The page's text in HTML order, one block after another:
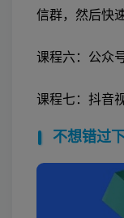
信群，然后快
课程六：公众
课程七：抖音
不想错过